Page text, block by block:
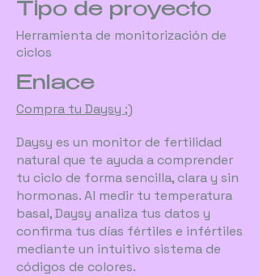
Tipo de proyecto
Herramienta de monitorización de
ciclos
Enlace
Compra tu Daysy ;)
Daysy es un monitor de fertilidad
natural que te ayuda a comprender
tu ciclo de forma sencilla, clara y sin
hormonas. Al medir tu temperatura
basal, Daysy analiza tus datos y
confirma tus días fértiles e infértiles
mediante un intuitivo sistema de
códigos de colores.